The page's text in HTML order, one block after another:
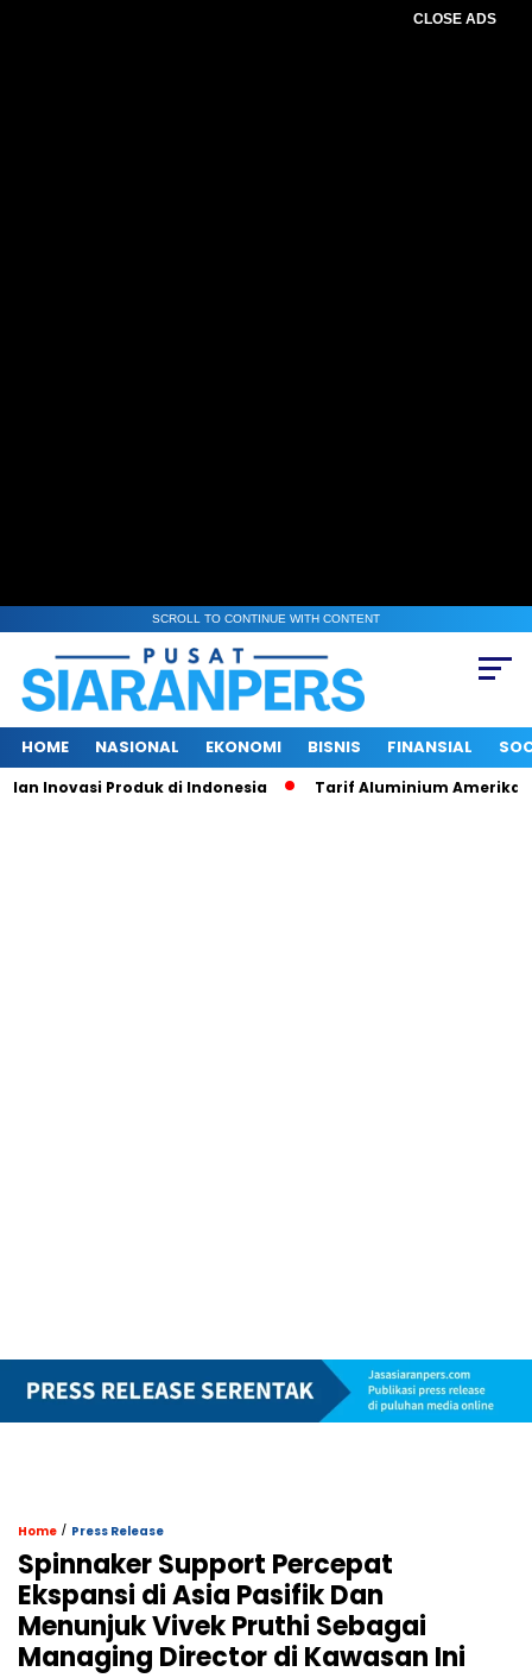
CLOSE ADS
SCROLL TO CONTINUE WITH CONTENT
HOME NASIONAL EKONOMI BISNIS FINANSIAL
Inovasi Produk di Indonesia Tarif Aluminium Amerika Naik
Home / Press Release
Spinnaker Support Percepat
Ekspansi di Asia Pasifik Dan
Menunjuk Vivek Pruthi Sebagai
Managing Director di Kawasan Ini